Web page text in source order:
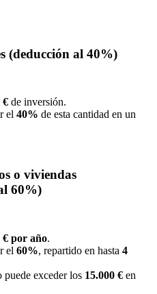
(deducción al 40%)
€ de inversión.
el 40% de esta cantidad en un
o viviendas
60%)
€ por año.
el 60%, repartido en hasta 4
puede exceder los 15.000 € en